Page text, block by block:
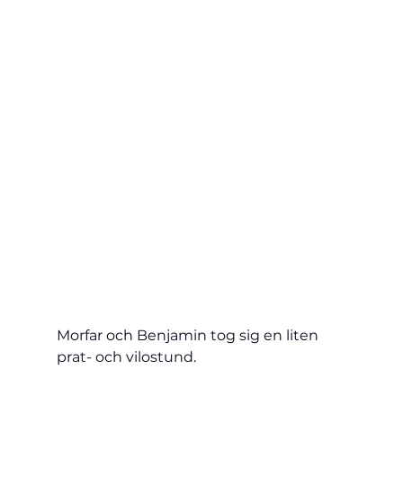
Morfar och Benjamin tog sig en liten
prat- och vilostund.